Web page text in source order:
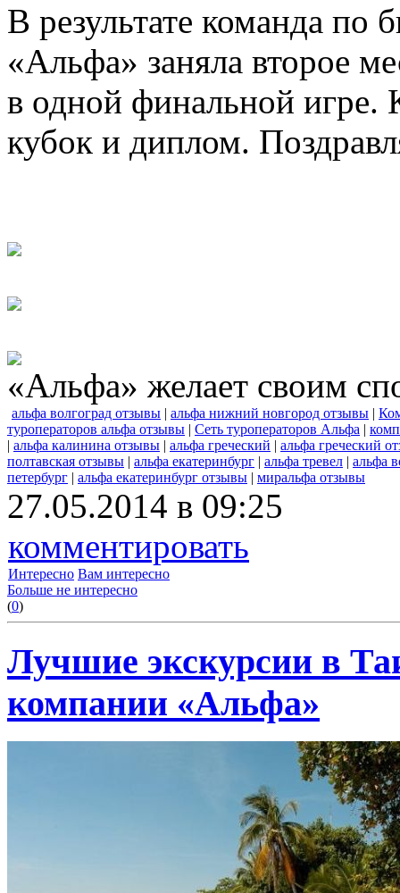
В результате команда по
«Альфа» заняла второе
в одной финальной игре.
кубок и диплом.
«Альфа» желает своим
альфа волгоград отзывы | альфа нижний новгород отзывы |
туроператоров альфа отзывы | Сеть туроператоров Альфа |
| альфа калинина отзывы | альфа греческий | альфа греческий
полтавская отзывы | альфа екатеринбург | альфа тревел | альфа
петербург | альфа екатеринбург отзывы | миральфа отзывы
27.05.2014 в 09:25
комментировать
Интересно Вам интересно
Больше не интересно
(0)
Лучшие экскурсии в
компании «Альфа»